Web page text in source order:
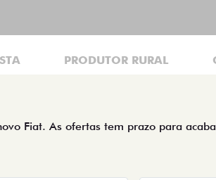
PRODUTOR RURAL
Fiat. As ofertas tem prazo para